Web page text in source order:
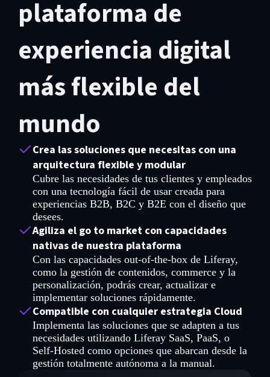
plataforma de
experiencia digital
más flexible del
mundo
Crea las soluciones que necesitas con una
arquitectura flexible y modular
Cubre las necesidades de tus clientes y empleados
con una tecnología fácil de usar creada para
experiencias B2B, B2C y B2E con el diseño que
desees.
Agiliza el go to market con capacidades
nativas de nuestra plataforma
Con las capacidades out-of-the-box de Liferay,
como la gestión de contenidos, commerce y la
personalización, podrás crear, actualizar e
implementar soluciones rápidamente.
Compatible con cualquier estrategia Cloud
Implementa las soluciones que se adapten a tus
necesidades utilizando Liferay SaaS, PaaS, o
Self-Hosted como opciones que abarcan desde la
gestión totalmente autónoma a la manual.